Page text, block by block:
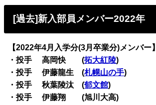
[過去]新入部員メンバー2022年
【2022年4月入学分(3月卒業分)メンバー】
・投手 高岡快 (拓大紅陵)
・投手 伊藤龍生 (札幌山の手)
・投手 秋葉陵汰 (郁文館)
・投手 伊藤翔 (旭川大高)